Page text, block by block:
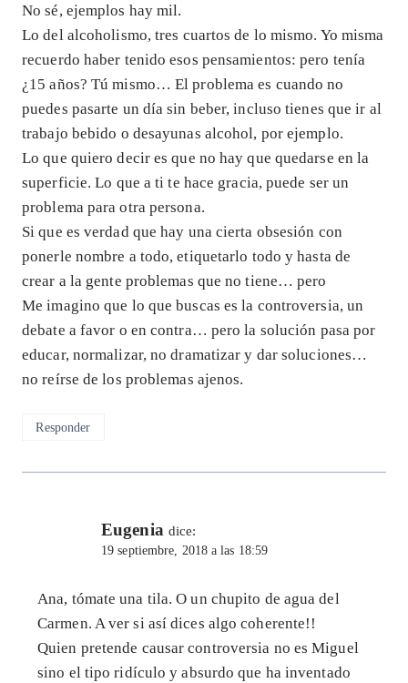
No sé, ejemplos hay mil.
Lo del alcoholismo, tres cuartos de lo mismo. Yo misma
recuerdo haber tenido esos pensamientos: pero tenía
¿15 años? Tú mismo… El problema es cuando no
puedes pasarte un día sin beber, incluso tienes que ir al
trabajo bebido o desayunas alcohol, por ejemplo.
Lo que quiero decir es que no hay que quedarse en la
superficie. Lo que a ti te hace gracia, puede ser un
problema para otra persona.
Si que es verdad que hay una cierta obsesión con
ponerle nombre a todo, etiquetarlo todo y hasta de
crear a la gente problemas que no tiene… pero
Me imagino que lo que buscas es la controversia, un
debate a favor o en contra… pero la solución pasa por
educar, normalizar, no dramatizar y dar soluciones…
no reírse de los problemas ajenos.
Responder
Eugenia dice:
19 septiembre, 2018 a las 18:59
Ana, tómate una tila. O un chupito de agua del
Carmen. A ver si así dices algo coherente!!
Quien pretende causar controversia no es Miguel
sino el tipo ridículo y absurdo que ha inventado